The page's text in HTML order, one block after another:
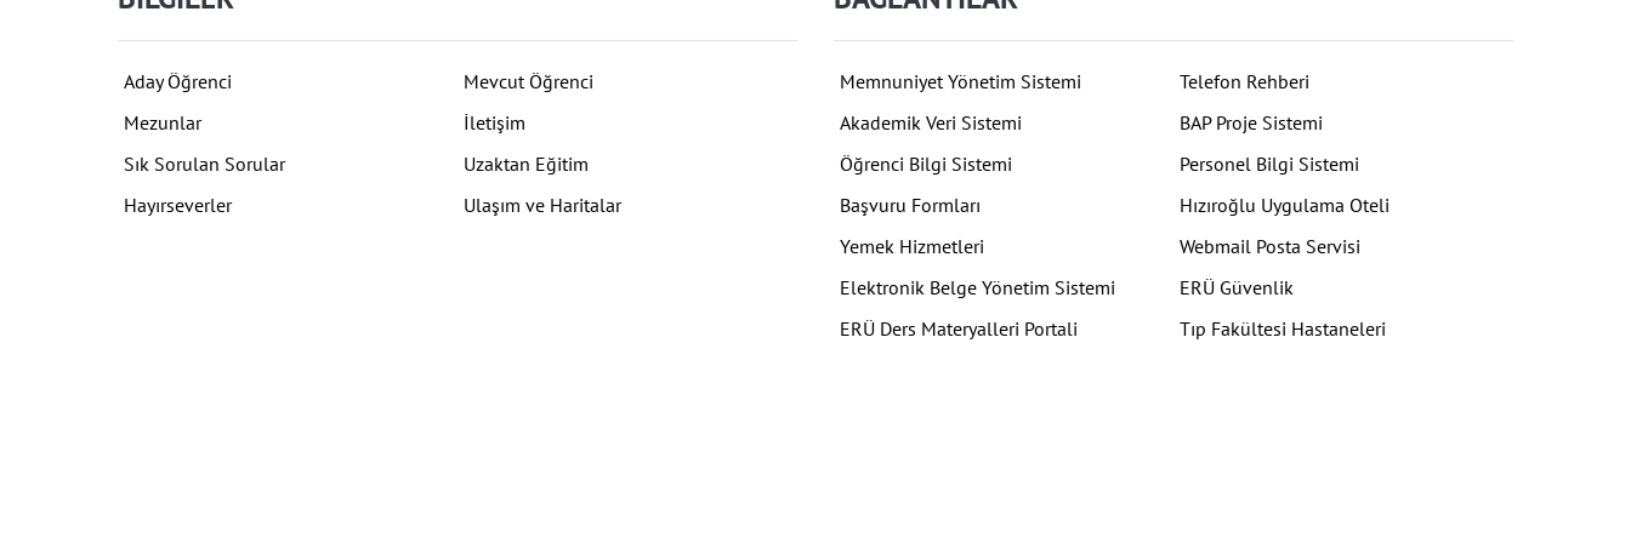
Aday Öğrenci
Mevcut Öğrenci
Mezunlar
İletişim
Sık Sorulan Sorular
Uzaktan Eğitim
Hayırseverler
Ulaşım ve Haritalar
Memnuniyet Yönetim Sistemi
Telefon Rehberi
Akademik Veri Sistemi
BAP Proje Sistemi
Öğrenci Bilgi Sistemi
Personel Bilgi Sistemi
Başvuru Formları
Hızıroğlu Uygulama Oteli
Yemek Hizmetleri
Webmail Posta Servisi
Elektronik Belge Yönetim Sistemi
ERÜ Güvenlik
ERÜ Ders Materyalleri Portali
Tıp Fakültesi Hastaneleri